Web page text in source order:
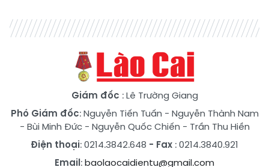
Giám đốc : Lê Trường Giang
Phó Giám đốc:Nguyễn Tiến Tuấn - Nguyễn Thành Nam
- Bùi Minh Đức- Nguyễn Quốc Chiến - Trần Thu Hiền
Điện thoại: 0214.3842.648 - Fax : 0214.3840.921
Email:baolaocaidientu@gmail.com